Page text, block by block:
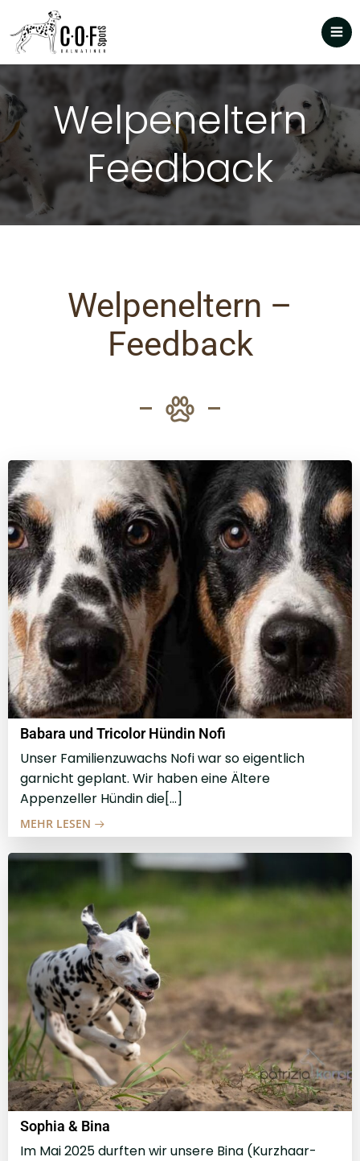
Welpeneltern
Feedback
Welpeneltern –
Feedback
Babara und Tricolor Hündin Nofi
Unser Familienzuwachs Nofi war so eigentlich
garnicht geplant. Wir haben eine Ältere
Appenzeller Hündin die[…]
MEHR LESEN
Sophia & Bina
Im Mai 2025 durften wir unsere Bina (Kurzhaar-